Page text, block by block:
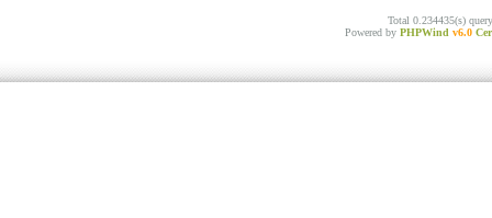
Total 0.234435(s)
Powered by PHPWind v6.0